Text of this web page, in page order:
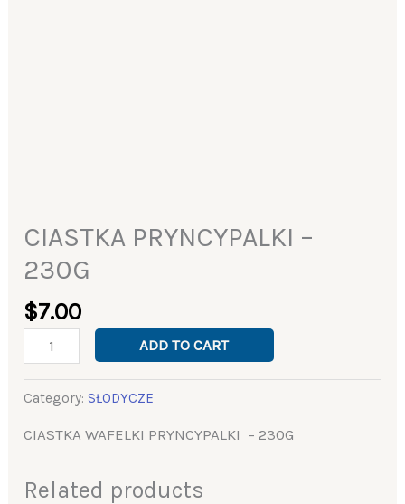
CIASTKA PRYNCYPALKI –
230G
$7.00
ADD TO CART
Category:SŁODYCZE
CIASTKA WAFELKI PRYNCYPALKI – 230G
Related products